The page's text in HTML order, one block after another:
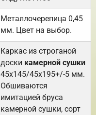
Металлочерепица 0,45
мм. Цвет на выбор.
Каркас из строганой
доски камерной сушки
45х145/45х195+/-5 мм.
Обшиваются
имитацией бруса
камерной сушки, сорт